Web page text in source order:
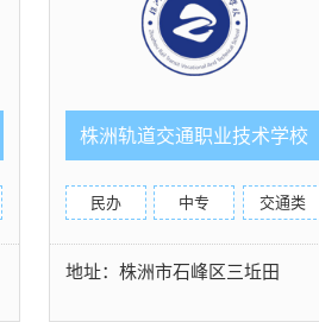
株洲轨道交通职业技术学校
民办 中专 交通类
地址：株洲市石峰区三坵田